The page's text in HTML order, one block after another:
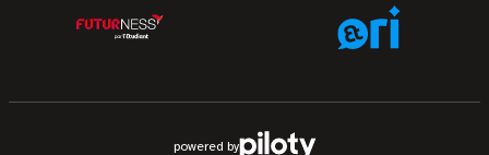
powered by